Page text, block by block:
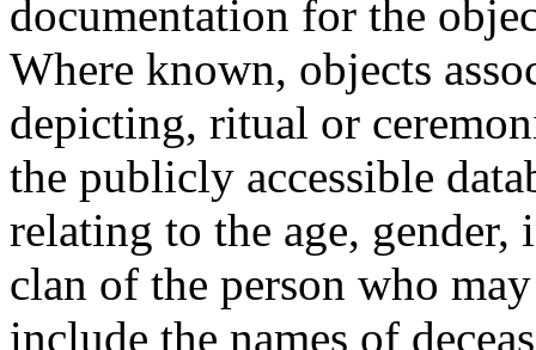
documentation for the
Where known, objects
depicting, ritual or
the publicly accessible
relating to the age,
clan of the person who
include the names of